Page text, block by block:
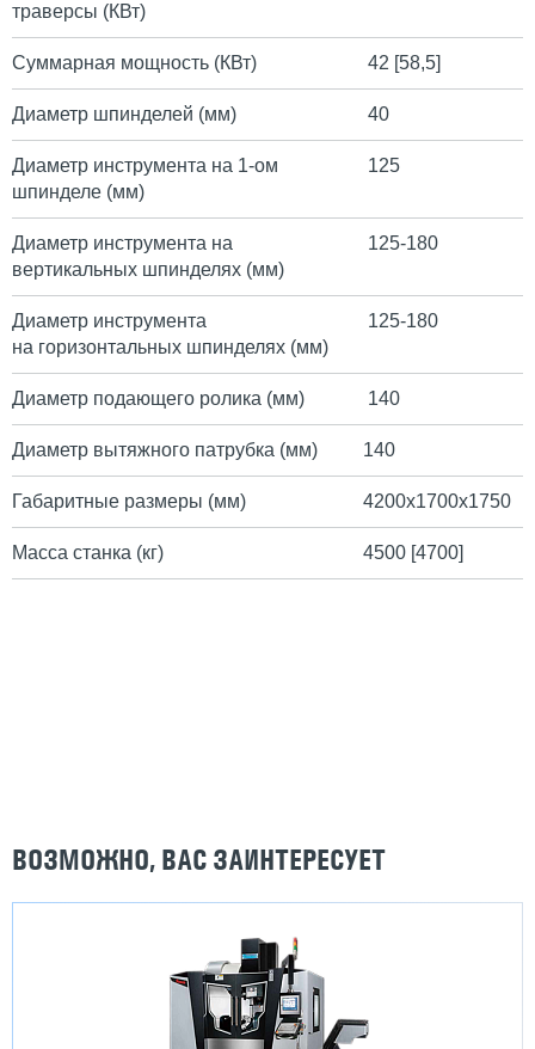
траверсы (КВт)
Суммарная мощность (КВт) 42 [58,5]
Диаметр шпинделей (мм) 40
Диаметр инструмента на 1-ом
шпинделе (мм)
125
Диаметр инструмента на
вертикальных шпинделях (мм)
125-180
Диаметр инструмента
на горизонтальных шпинделях (мм)
125-180
Диаметр подающего ролика (мм) 140
Диаметр вытяжного патрубка (мм) 140
Габаритные размеры (мм) 4200х1700х1750
Масса станка (кг) 4500 [4700]
ВОЗМОЖНО, ВАС ЗАИНТЕРЕСУЕТ